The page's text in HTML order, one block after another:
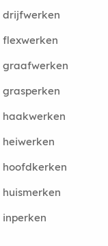
drijfwerken
flexwerken
graafwerken
grasperken
haakwerken
heiwerken
hoofdkerken
huismerken
inperken